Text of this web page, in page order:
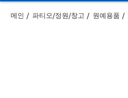
메인 파티오/정원/창고 원예용품